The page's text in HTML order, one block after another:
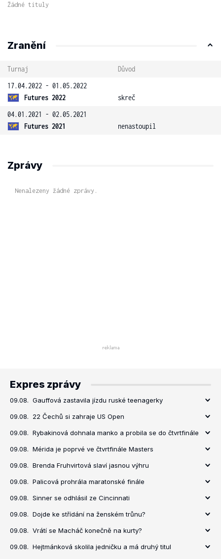
Žádné tituly
Zranění
Turnaj
Důvod
17.04.2022 - 01.05.2022
Futures 2022
skreč
04.01.2021 - 02.05.2021
Futures 2021
nenastoupil
Zprávy
Nenalezeny žádné zprávy.
Expres zprávy
09.08. Gauffová zastavila jízdu ruské teenagerky
09.08. 22 Čechů si zahraje US Open
09.08. Rybakinová dohnala manko a probila se do čtvrtfinále
09.08. Mérida je poprvé ve čtvrtfinále Masters
09.08. Brenda Fruhvirtová slaví jasnou výhru
09.08. Palicová prohrála maratonské finále
09.08. Sinner se odhlásil ze Cincinnati
09.08. Dojde ke střídání na ženském trůnu?
09.08. Vrátí se Macháč konečně na kurty?
09.08. Hejtmánková skolila jedničku a má druhý titul